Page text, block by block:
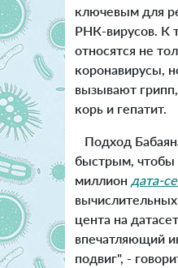
ключевым для
РНК-вирусов. К
относятся не
коронавирусы,
вызывают
корь и гепатит.
Подход
быстрым, чтобы
миллион дата-
цента на
впечатляющий
подвиг", -